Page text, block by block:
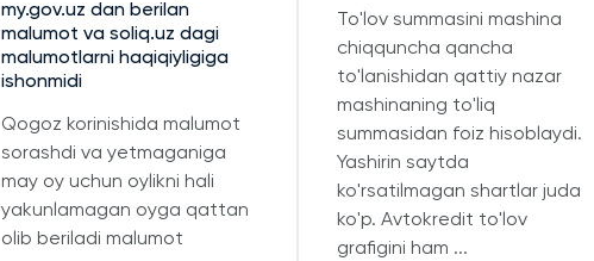
my.gov.uz dan berilan
malumot va soliq.uz dagi
malumotlarni haqiqiyligiga
ishonmidi
Qogoz korinishida malumot
sorashdi va yetmaganiga
may oy uchun oylikni hali
yakunlamagan oyga qattan
olib beriladi malumot
To'lov summasini mashina
chiqquncha qancha
to'lanishidan qattiy nazar
mashinaning to'liq
summasidan foiz hisoblaydi.
Yashirin saytda
ko'rsatilmagan shartlar juda
ko'p. Avtokredit to'lov
grafigini ham ...